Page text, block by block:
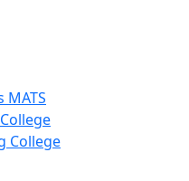
MATS
College